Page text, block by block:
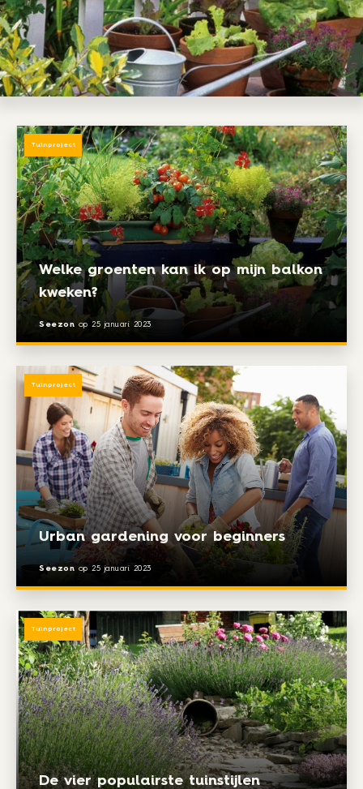
Welke groenten kan ik op mijn balkon
kweken?
Seezon op 25 januari 2023
Tuinproject
Urban gardening voor beginners
Seezon op 25 januari 2023
Tuinproject
De vier populairste tuinstijlen
Tuinproject